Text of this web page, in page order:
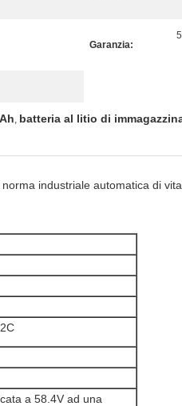
Garanzia:
, batteria al litio di
industriale automatica di
a 58.4V ad una